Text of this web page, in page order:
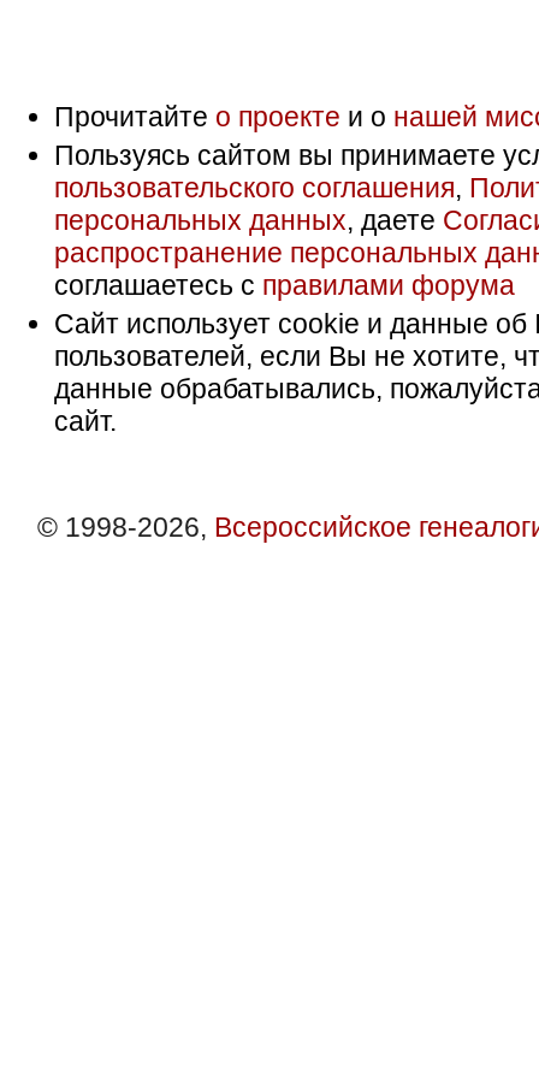
Прочитайте о проекте и о нашей
Пользуясь сайтом вы принимаете
пользовательского соглашения,
персональных данных, даете
распространение персональных
соглашаетесь с правилами форума
Сайт использует cookie и данные об
пользователей, если Вы не хотите,
данные обрабатывались,
сайт.
© 1998-2026, Всероссийское